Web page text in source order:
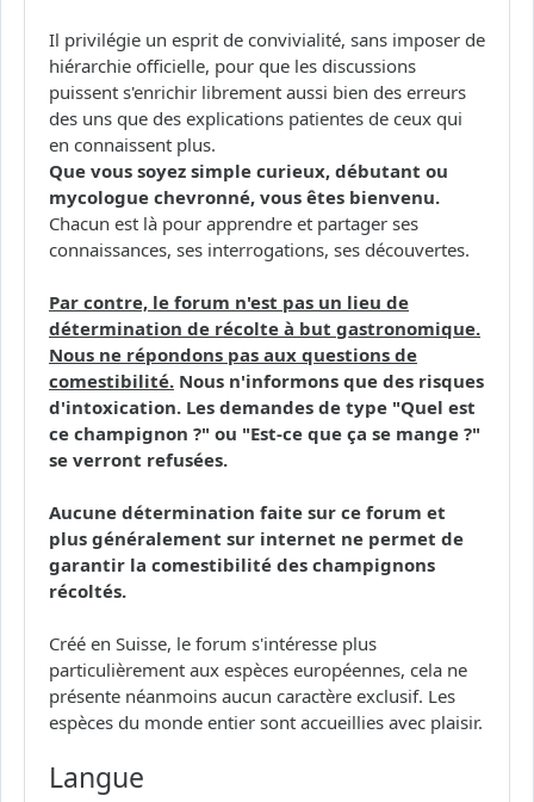
Il privilégie un esprit de convivialité, sans imposer de
hiérarchie officielle, pour que les discussions
puissent s'enrichir librement aussi bien des erreurs
des uns que des explications patientes de ceux qui
en connaissent plus.
Que vous soyez simple curieux, débutant ou
mycologue chevronné, vous êtes bienvenu.
Chacun est là pour apprendre et partager ses
connaissances, ses interrogations, ses découvertes.
Par contre, le forum n'est pas un lieu de
détermination de récolte à but gastronomique.
Nous ne répondons pas aux questions de
comestibilité. Nous n'informons que des risques
d'intoxication. Les demandes de type "Quel est
ce champignon ?" ou "Est-ce que ça se mange ?"
se verront refusées.
Aucune détermination faite sur ce forum et
plus généralement sur internet ne permet de
garantir la comestibilité des champignons
récoltés.
Créé en Suisse, le forum s'intéresse plus
particulièrement aux espèces européennes, cela ne
présente néanmoins aucun caractère exclusif. Les
espèces du monde entier sont accueillies avec plaisir.
Langue